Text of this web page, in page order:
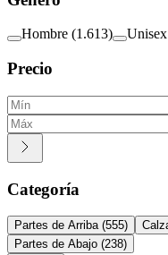
Hombre (1.613) Unisex
Precio
Categoría
Partes de Arriba (555)
Partes de Abajo (238)